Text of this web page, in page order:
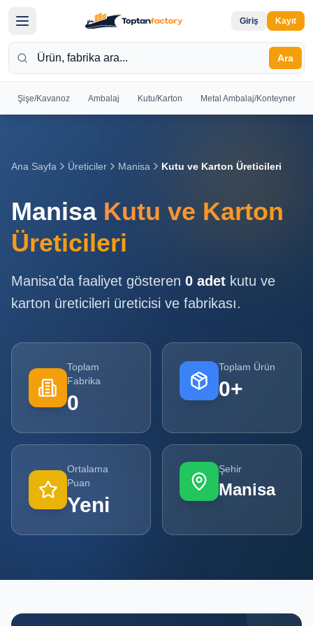
Giriş Kayıt
Ara
Şişe/Kavanoz Ambalaj Kutu/Karton Metal Ambalaj/Konteyner
Giriş yapın
Giriş
Yap
Ol
Sayfa
Tüm
Ürünler
Kampanyalar
POPÜLER
KATEGORILER
Ana Sayfa Üreticiler Manisa Kutu ve Karton Üreticileri
Manisa Kutu ve Karton
Üreticileri
Manisa'da faaliyet gösteren 0 adet kutu ve
karton üreticileri üreticisi ve fabrikası.
Toplam
Fabrika
0
Toplam Ürün
0+
Ortalama
Puan
Yeni
Şehir
Manisa